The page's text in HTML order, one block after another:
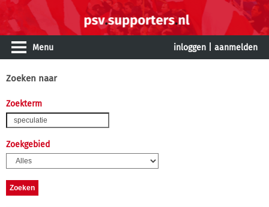
Menu inloggen aanmelden
Zoeken naar
Zoekterm
Zoekgebied